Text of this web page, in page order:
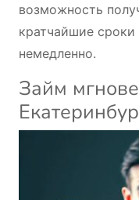
возможность
кратчайшие
немедленно.
Займ